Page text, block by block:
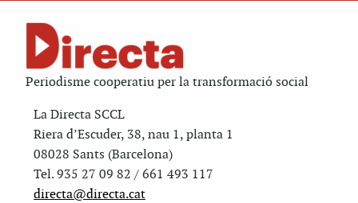
Periodisme cooperatiu per la transformació social
La Directa SCCL
Riera d’Escuder, 38, nau 1, planta 1
08028 Sants (Barcelona)
Tel. 935 27 09 82 / 661 493 117
directa@directa.cat